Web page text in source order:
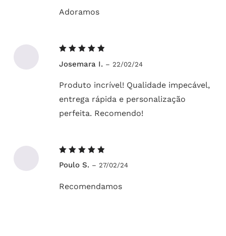
Adoramos
5de 5
Josemara I. – 22/02/24
Produto incrível! Qualidade impecável,
entrega rápida e personalização
perfeita. Recomendo!
5de 5
Poulo S. – 27/02/24
Recomendamos